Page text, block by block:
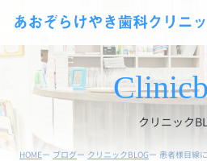
クリニック
HOME ブログ クリニックBLOG 患者様目線